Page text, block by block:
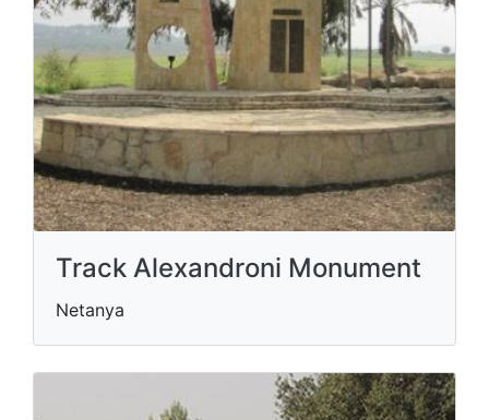
Track Alexandroni Monument
Netanya